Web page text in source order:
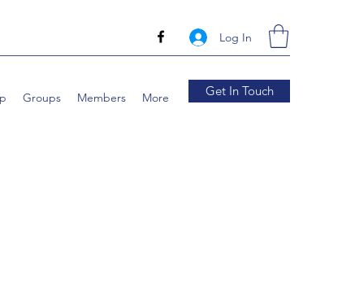
Log In
Groups Members More Get In Touch